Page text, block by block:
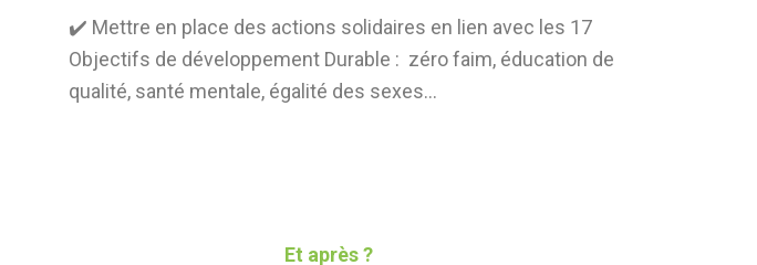
✔️ Mettre en place des actions solidaires en lien avec les 17
Objectifs de développement Durable : zéro faim, éducation de
qualité, santé mentale, égalité des sexes…
Et après ?